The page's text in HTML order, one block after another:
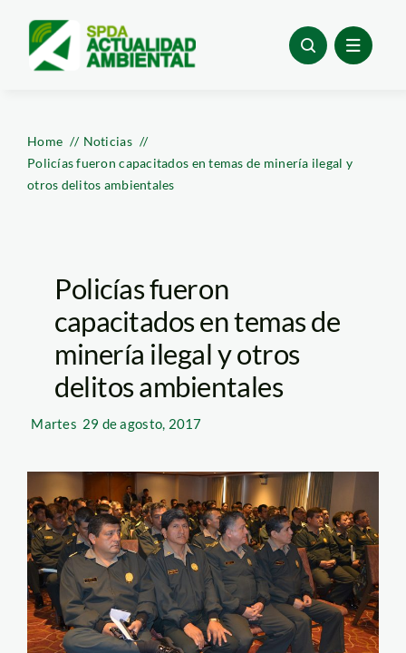
content
Home
Noticias
Policías fueron capacitados en temas de minería ilegal y
otros delitos ambientales
Policías fueron
capacitados en temas de
minería ilegal y otros
delitos ambientales
Martes 29 de agosto, 2017